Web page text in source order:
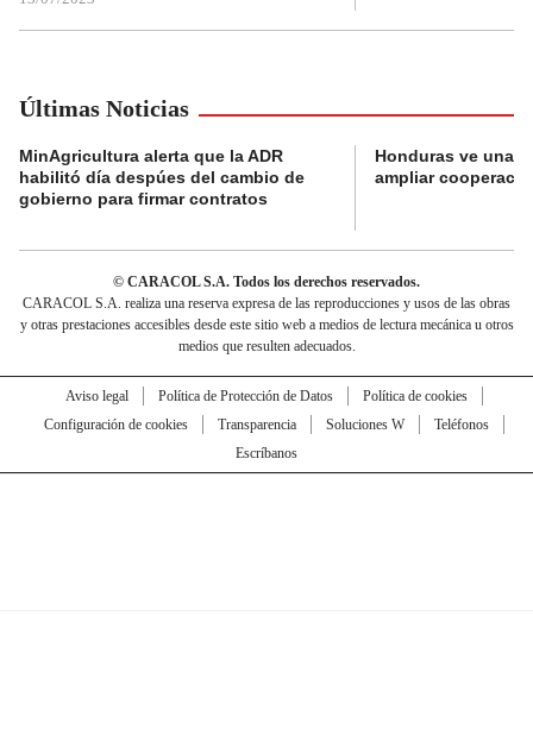
Últimas Noticias
MinAgricultura alerta que la ADR
habilitó día despúes del cambio de
gobierno para firmar contratos
Honduras ve una
ampliar
© CARACOL S.A. Todos los derechos reservados.
CARACOL S.A. realiza una reserva expresa de las reproducciones y usos de las obras
y otras prestaciones accesibles desde este sitio web a medios de lectura mecánica u otros
medios que resulten adecuados.
Aviso legal Política de Protección de Datos
Política de cookies
Configuración de cookies
Transparencia Soluciones W
Teléfonos
Escríbanos